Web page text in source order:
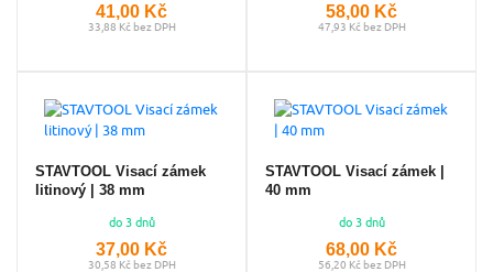
41,00 Kč
33,88 Kč bez DPH
58,00 Kč
47,93 Kč bez DPH
STAVTOOL Visací zámek
litinový | 38 mm
do 3 dnů
37,00 Kč
30,58 Kč bez DPH
STAVTOOL Visací zámek |
40 mm
do 3 dnů
68,00 Kč
56,20 Kč bez DPH